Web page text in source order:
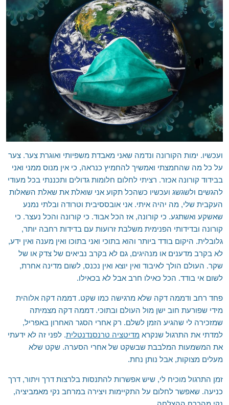
ועכשיו. ימות הקורונה ונדמה שאני מאבדת משפיותי ואוגרת צער. צער
על כל מה שהחמצתי ואמשיך להחמיץ כנראה, כי אין מנוס ממני ואני
בבידוד קורונה אכזר. רציתי לחלום חלומות גדולים ותכננתי בכל מעודי
להגשים ולשגשג ועכשיו כשהכל תקוע אני שואלת את שאלת השאלות
העקבית שלי, מה יהיה איתי. אני אובססיבית וטרודה ובלתי נמנע
שאשקע ואשתגע. כי קורונה, אז הכל אבוד. כי קורונה והכל נעצר. כי
קורונה ובדידותי הפנימית משלבת זרועות עם בדידות רחבה יותר,
גלובלית. היקום בודד ביותר והוא בתוכי ואני בתוכו ואין מענה ואין ידע,
לא בקרב מדענים או מנהיגים, גם לא בקרב נביאים של צדק או של
שקר. העולם הולך לאיבוד ואין יוצא ואין נכנס, לשום מדינה אחרת,
לשום אי בודד. הכל כאילו חרב אבל לא בכאילו.
פחד רחב ודממה דקה שלא מרגישה כמו שקט. דממה דקה אלוהית
מידי שפורעת חוב ישן מול העולם ובתוכי. דממה דקה מצמיתה
שמזכירה לי שהגיע הזמן לשלם. רק אחרי הסגר האחרון באפריל,
למדתי את התרגול שנקרא מדיטציה טרנסנדנטלית. לפני זה לא ידעתי
את המשמעות המלבבת שבשקט של אחרי הסערה. שקט שלא
מעלים מצוקות, אבל נותן נחת.
זמן התרגול מוכיח לי, שיש אפשרות להתנסות בלרצות דרך ויתור, דרך
כניעה. שאפשר לחלום על התקיימות ויצירה במרחב נקי מאמביציה,